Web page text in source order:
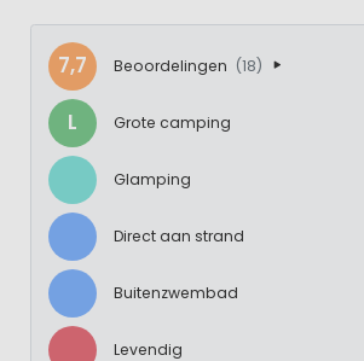
7,7 Beoordelingen (18)
L Grote camping
Glamping
Direct aan strand
Buitenzwembad
Levendig